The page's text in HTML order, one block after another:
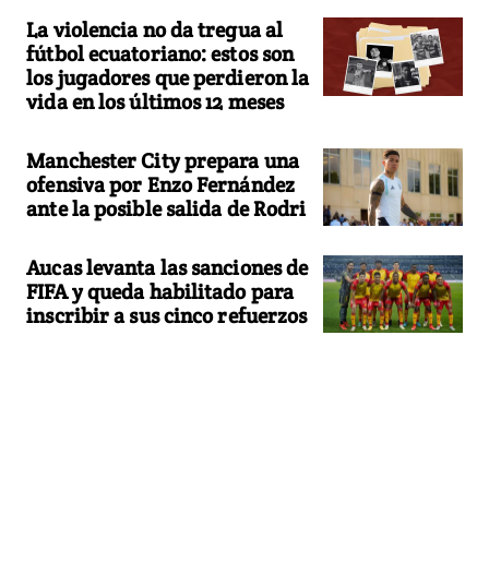
La violencia no da tregua al
fútbol ecuatoriano: estos son
los jugadores que perdieron la
vida en los últimos 12 meses
Manchester City prepara una
ofensiva por Enzo Fernández
ante la posible salida de Rodri
Aucas levanta las sanciones de
FIFA y queda habilitado para
inscribir a sus cinco refuerzos